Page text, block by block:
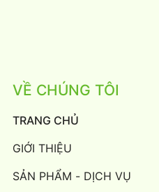
VỀ CHÚNG TÔI
TRANG CHỦ
GIỚI THIỆU
SẢN PHẨM - DỊCH VỤ